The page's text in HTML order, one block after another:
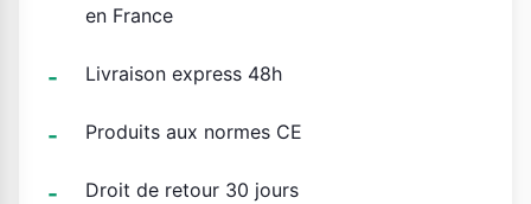
en France
Livraison express 48h
Produits aux normes CE
Droit de retour 30 jours